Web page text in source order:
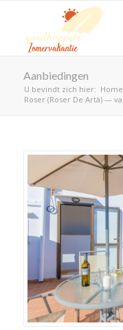
Aanbiedingen
U bevindt zich hier: Home
Roser (Roser De Artà) —